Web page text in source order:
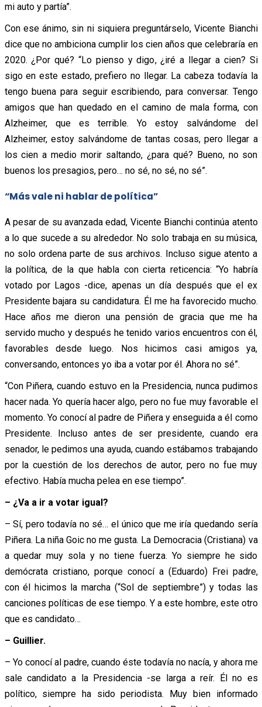
mi auto y partía”.
Con ese ánimo, sin ni siquiera preguntárselo, Vicente Bianchi
dice que no ambiciona cumplir los cien años que celebraría en
2020. ¿Por qué? “Lo pienso y digo, ¿iré a llegar a cien? Si
sigo en este estado, prefiero no llegar. La cabeza todavía la
tengo buena para seguir escribiendo, para conversar. Tengo
amigos que han quedado en el camino de mala forma, con
Alzheimer, que es terrible. Yo estoy salvándome del
Alzheimer, estoy salvándome de tantas cosas, pero llegar a
los cien a medio morir saltando, ¿para qué? Bueno, no son
buenos los presagios, pero… no sé, no sé, no sé”.
“Más vale ni hablar de política”
A pesar de su avanzada edad, Vicente Bianchi continúa atento
a lo que sucede a su alrededor. No solo trabaja en su música,
no solo ordena parte de sus archivos. Incluso sigue atento a
la política, de la que habla con cierta reticencia: “Yo habría
votado por Lagos -dice, apenas un día después que el ex
Presidente bajara su candidatura. Él me ha favorecido mucho.
Hace años me dieron una pensión de gracia que me ha
servido mucho y después he tenido varios encuentros con él,
favorables desde luego. Nos hicimos casi amigos ya,
conversando, entonces yo iba a votar por él. Ahora no sé”.
“Con Piñera, cuando estuvo en la Presidencia, nunca pudimos
hacer nada. Yo quería hacer algo, pero no fue muy favorable el
momento. Yo conocí al padre de Piñera y enseguida a él como
Presidente. Incluso antes de ser presidente, cuando era
senador, le pedimos una ayuda, cuando estábamos trabajando
por la cuestión de los derechos de autor, pero no fue muy
efectivo. Había mucha pelea en ese tiempo”.
– ¿Va a ir a votar igual?
– Sí, pero todavía no sé… el único que me iría quedando sería
Piñera. La niña Goic no me gusta. La Democracia (Cristiana) va
a quedar muy sola y no tiene fuerza. Yo siempre he sido
demócrata cristiano, porque conocí a (Eduardo) Frei padre,
con él hicimos la marcha (“Sol de septiembre”) y todas las
canciones políticas de ese tiempo. Y a este hombre, este otro
que es candidato…
– Guillier.
– Yo conocí al padre, cuando éste todavía no nacía, y ahora me
sale candidato a la Presidencia -se larga a reír. Él no es
político, siempre ha sido periodista. Muy bien informado